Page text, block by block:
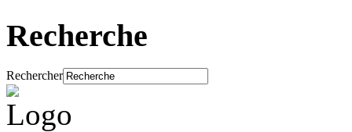
Recherche
Rechercher